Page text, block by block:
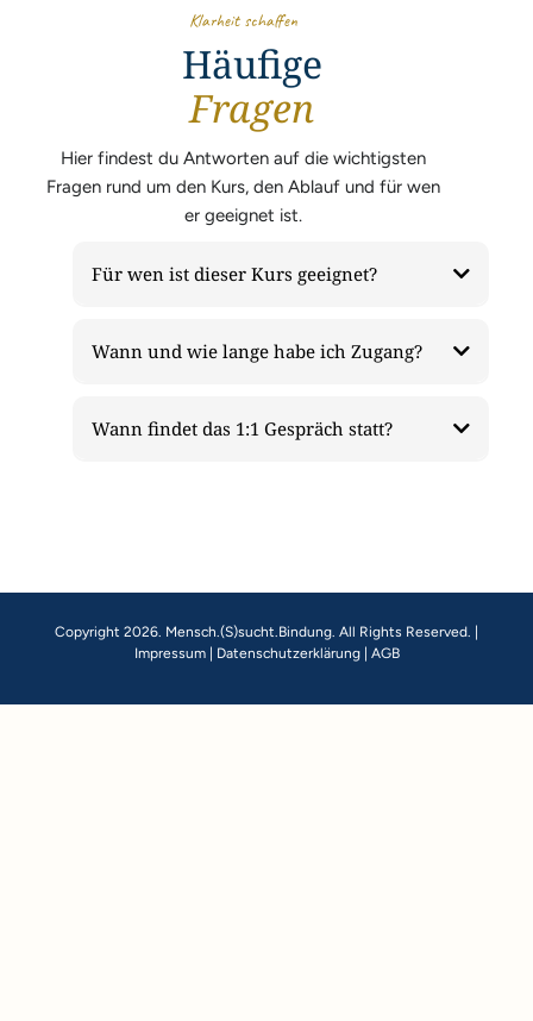
Klarheit schaffen
Häufige
Fragen
Hier findest du Antworten auf die wichtigsten
Fragen rund um den Kurs, den Ablauf und für wen
er geeignet ist.
Für wen ist dieser Kurs geeignet?
Wann und wie lange habe ich Zugang?
Wann findet das 1:1 Gespräch statt?
Copyright 2026. Mensch.(S)sucht.Bindung. All Rights Reserved. |
Impressum | Datenschutzerklärung | AGB